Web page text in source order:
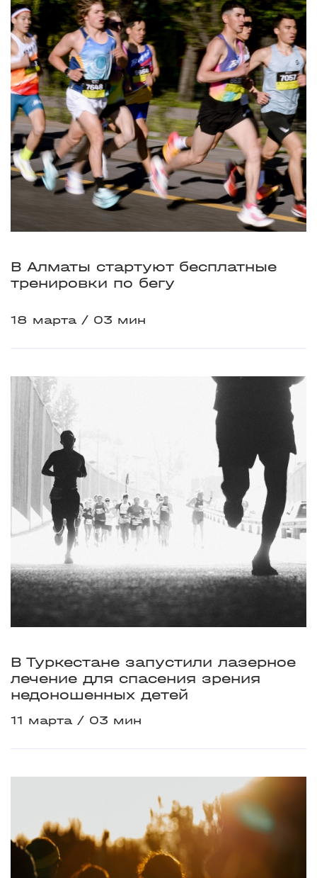
В Алматы стартуют бесплатные
тренировки по бегу
18 марта 03 мин
В Туркестане запустили лазерное
лечение для спасения зрения
недоношенных детей
11 марта 03 мин